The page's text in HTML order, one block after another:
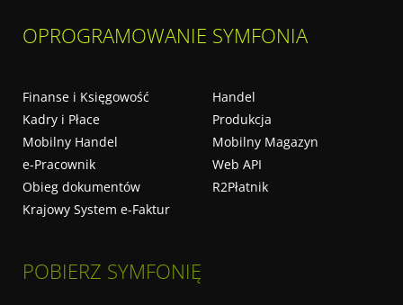
OPROGRAMOWANIE SYMFONIA
Finanse i Księgowość
Handel
Kadry i Płace
Produkcja
Mobilny Handel
Mobilny Magazyn
e-Pracownik
Web API
Obieg dokumentów
R2Płatnik
Krajowy System e-Faktur
POBIERZ SYMFONIĘ